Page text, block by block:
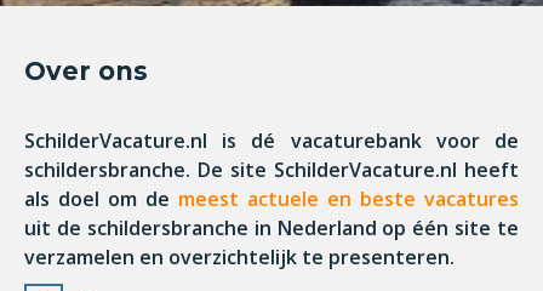
Over ons
SchilderVacature.nl is dé vacaturebank voor de
schildersbranche. De site SchilderVacature.nl heeft
als doel om de meest actuele en beste vacatures
uit de schildersbranche in Nederland op één site te
verzamelen en overzichtelijk te presenteren.